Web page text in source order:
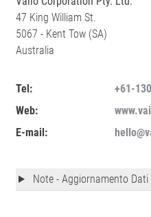
47 King William St.
5067 - Kent Tow (SA)
Australia
Tel:
+61-
Web:
E-mail:
Note - Aggiornamento Dati